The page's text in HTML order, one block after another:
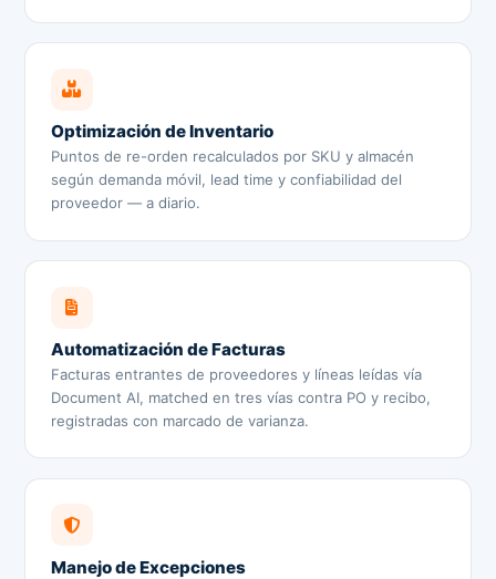
Optimización de Inventario
Puntos de re-orden recalculados por SKU y almacén
según demanda móvil, lead time y confiabilidad del
proveedor — a diario.
Automatización de Facturas
Facturas entrantes de proveedores y líneas leídas vía
Document AI, matched en tres vías contra PO y recibo,
registradas con marcado de varianza.
Manejo de Excepciones